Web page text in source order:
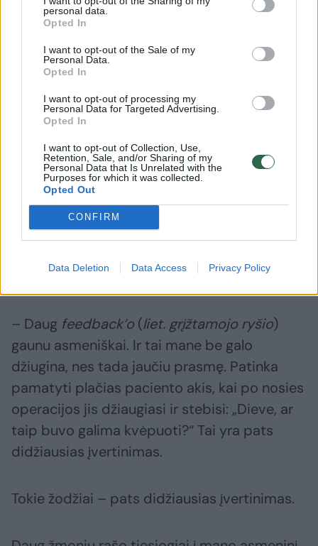
personal data.
Opted In
I want to opt-out of the Sale of my
Personal Data.
Opted In
I want to opt-out of processing my
Personal Data for Targeted Advertising.
Opted In
I want to opt-out of Collection, Use,
Retention, Sale, and/or Sharing of my
Personal Data that Is Unrelated with the
Purposes for which it was collected.
Opted Out
CONFIRM
Data Deletion Data Access Privacy Policy
pavyzdys (juokiasi ).
Kasdienybėje būna daug streso, didelė
atsakomybė, o laiko net pavalgyti kartais
pritrūksta. Yra dienų, kai nuo ryto iki vakaro
operuoji, konsultuoji ir tik devintą vakare
supranti, kad dar nė karto nevalgei.
Pacientas visada yra pirmoje vietoje, tad
medikų poreikiai dažnai lieka nustumti į šalį.
atsiliepimų. Pati juos paskaitote?
– Daug feedback‘o (liet. grįžtamojo ryšio)
gaunu asmeniškai. Ir tai mane be galo
džiugina, nes tada jaučiu prasmę. Patinka
pamatyti plačias paciento akis, kai po nosies
operacijos jis džiaugiasi ir stebisi: „Dieve, ar
taip buvo galima kvėpuoti?“ Tai yra pats
didžiausias įvertinimas.
Tokie žodžiai – pats didžiausias įvertinimas.